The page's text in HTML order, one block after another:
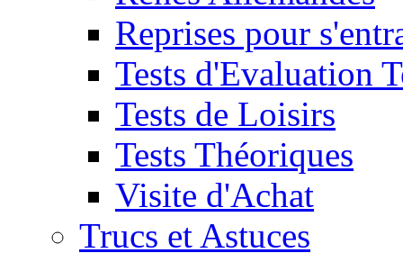
Reprises pour
Tests d'Evaluation
Tests de Loisirs
Tests Théoriques
Visite d'Achat
Trucs et Astuces